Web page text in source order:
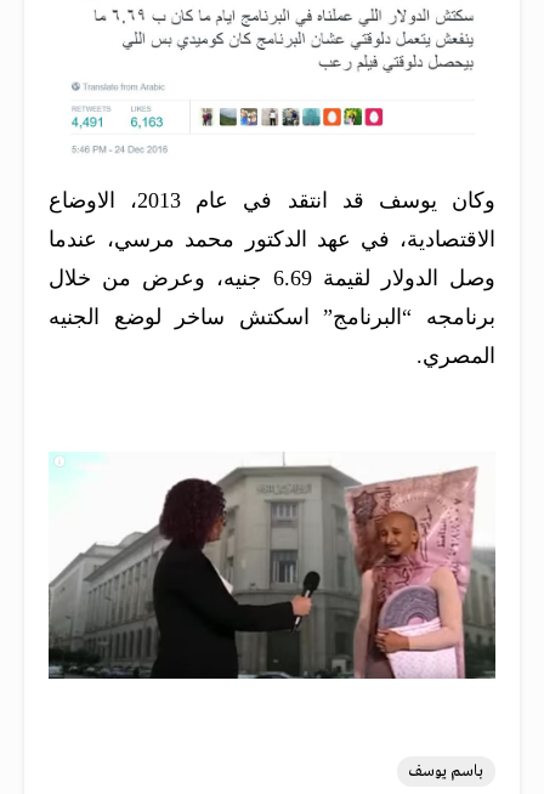
وكان يوسف قد انتقد في عام 2013، الاوضاع
الاقتصادية، في عهد الدكتور محمد مرسي، عندما
وصل الدولار لقيمة 6.69 جنيه، وعرض من خلال
برنامجه “البرنامج” اسكتش ساخر لوضع الجنيه
المصري.
باسم يوسف